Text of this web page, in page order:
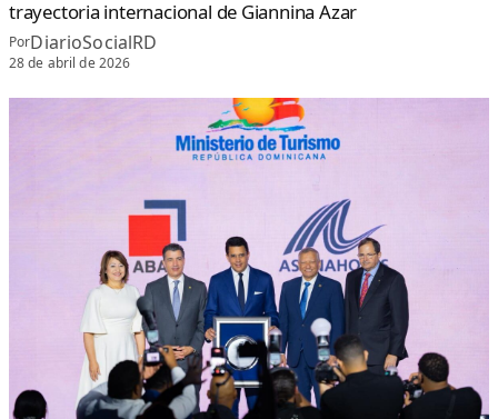
trayectoria internacional de Giannina Azar
PorDiarioSocialRD
28 de abril de 2026